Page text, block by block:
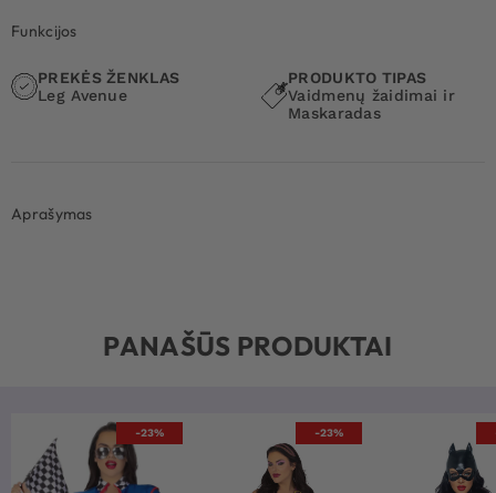
Funkcijos
PREKĖS ŽENKLAS
Leg Avenue
PRODUKTO TIPAS
Vaidmenų žaidimai ir
Maskaradas
Aprašymas
PANAŠŪS PRODUKTAI
-23% -23%